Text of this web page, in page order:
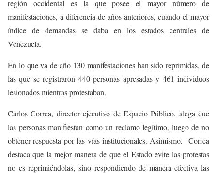
región occidental es la que posee el mayor número de
manifestaciones, a diferencia de años anteriores, cuando el mayor
índice de demandas se daba en los estados centrales de
Venezuela.
En lo que va de año 130 manifestaciones han sido reprimidas, de
las que se registraron 440 personas apresadas y 461 individuos
lesionados mientras protestaban.
Carlos Correa, director ejecutivo de Espacio Público, alega que
las personas manifiestan como un reclamo legítimo, luego de no
obtener respuesta por las vías institucionales. Asimismo, Correa
destaca que la mejor manera de que el Estado evite las protestas
no es reprimiéndolas, sino respondiendo de manera efectiva las